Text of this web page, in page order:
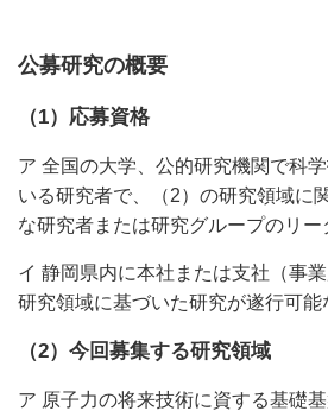
公募研究の概要
（1）応募資格
ア 全国の大学、公的研究機関で科
いる研究者で、（2）の研究領域に
な研究者または研究グループのリー
イ 静岡県内に本社または支社（事
研究領域に基づいた研究が遂行可能
（2）今回募集する研究領域
ア 原子力の将来技術に資する基礎